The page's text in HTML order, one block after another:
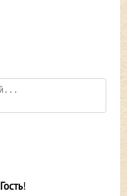
Гость!